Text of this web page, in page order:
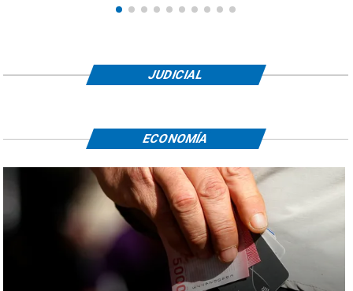
JUDICIAL
ECONOMÍA